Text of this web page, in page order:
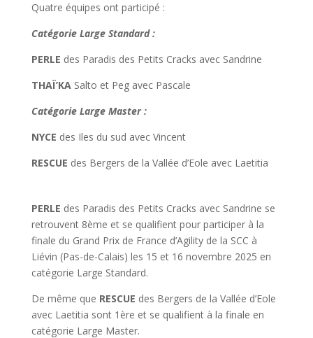
Quatre équipes ont participé :
Catégorie Large Standard :
PERLE des Paradis des Petits Cracks avec Sandrine
THAÏ’KASalto et Peg avec Pascale
Catégorie Large Master :
NYCE des Iles du sud avec Vincent
RESCUE des Bergers de la Vallée d’Eole avec Laetitia
PERLE des Paradis des Petits Cracks avec Sandrine se
retrouvent 8ème et se qualifient pour participer à la
finale du Grand Prix de France d’Agility de la SCC à
Liévin (Pas-de-Calais) les 15 et 16 novembre 2025 en
catégorie Large Standard.
De même que RESCUE des Bergers de la Vallée d’Eole
avec Laetitia sont 1ère et se qualifient à la finale en
catégorie Large Master.